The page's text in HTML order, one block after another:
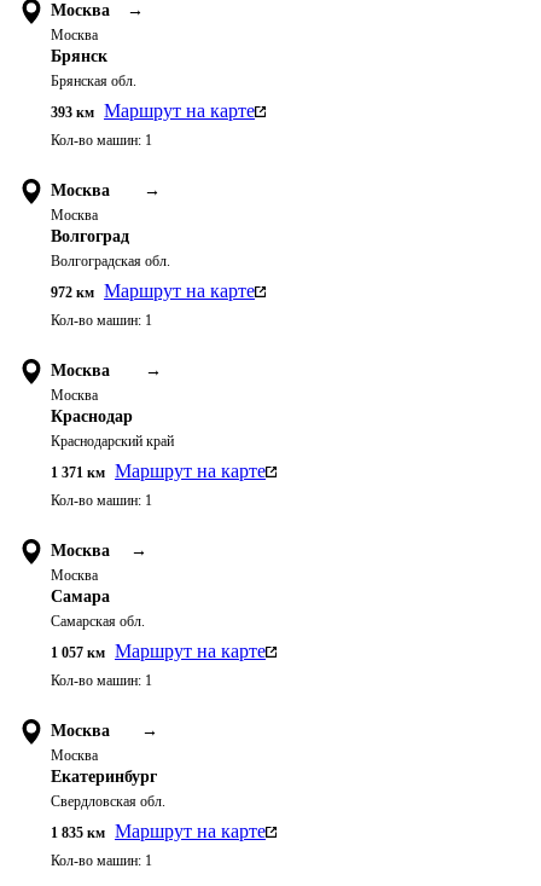
Москва →
Москва
Брянск
Брянская обл.
393 км Маршрут на карте
Кол-во машин: 1
Москва →
Москва
Волгоград
Волгоградская обл.
972 км Маршрут на карте
Кол-во машин: 1
Москва →
Москва
Краснодар
Краснодарский край
1 371 км Маршрут на карте
Кол-во машин: 1
Москва →
Москва
Самара
Самарская обл.
1 057 км Маршрут на карте
Кол-во машин: 1
Москва →
Москва
Екатеринбург
Свердловская обл.
1 835 км Маршрут на карте
Кол-во машин: 1